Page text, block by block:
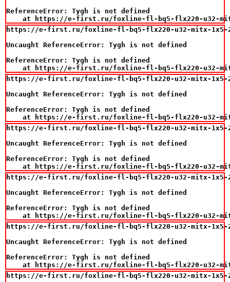
ReferenceError: Tygh is not defined
at https://e-first.ru/foxline-fl-bq5-flx220-u32-
https://e-first.ru/foxline-fl-bq5-flx220-u32-mitx-1x5-
Uncaught ReferenceError: Tygh is not defined
ReferenceError: Tygh is not defined
at https://e-first.ru/foxline-fl-bq5-flx220-u32-
https://e-first.ru/foxline-fl-bq5-flx220-u32-mitx-1x5-
Uncaught ReferenceError: Tygh is not defined
ReferenceError: Tygh is not defined
at https://e-first.ru/foxline-fl-bq5-flx220-u32-
https://e-first.ru/foxline-fl-bq5-flx220-u32-mitx-1x5-
Uncaught ReferenceError: Tygh is not defined
ReferenceError: Tygh is not defined
at https://e-first.ru/foxline-fl-bq5-flx220-u32-
https://e-first.ru/foxline-fl-bq5-flx220-u32-mitx-1x5-
Uncaught ReferenceError: Tygh is not defined
ReferenceError: Tygh is not defined
at https://e-first.ru/foxline-fl-bq5-flx220-u32-
https://e-first.ru/foxline-fl-bq5-flx220-u32-mitx-1x5-
Uncaught ReferenceError: Tygh is not defined
ReferenceError: Tygh is not defined
at https://e-first.ru/foxline-fl-bq5-flx220-u32-
https://e-first.ru/foxline-fl-bq5-flx220-u32-mitx-1x5-